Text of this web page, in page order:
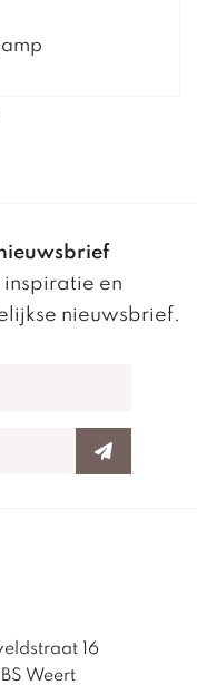
en
nieuwsbrief.
16
Weert